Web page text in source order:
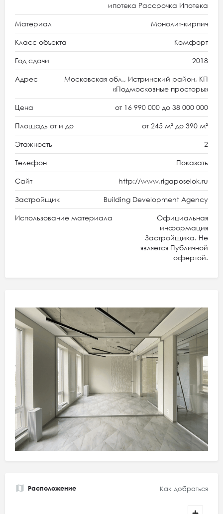
ипотека Рассрочка Ипотека
Материал Монолит-кирпич
Класс объекта Комфорт
Год сдачи 2018
Адрес
Московская обл., Истринский район, КП
«Подмосковные просторы»
Цена от 16 990 000 до 38 000 000
Площадь от и до от 245 м² до 390 м²
Этажность 2
Телефон Показать
Сайт http://www.rigaposelok.ru
Застройщик Building Development Agency
Использование материала
Официальная
информация
Застройщика. Не
является Публичной
офертой.
Расположение Как добраться